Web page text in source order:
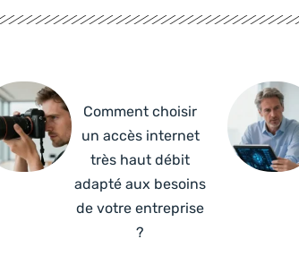
Comment choisir
un accès internet
très haut débit
adapté aux besoins
de votre entreprise
?